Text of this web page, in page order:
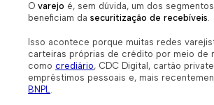
O varejo é, sem dúvida, um dos
beneficiam da securitização de recebíveis.
Isso acontece porque muitas redes
carteiras próprias de crédito por meio de
como crediário, CDC Digital, cartão
empréstimos pessoais e, mais
BNPL.